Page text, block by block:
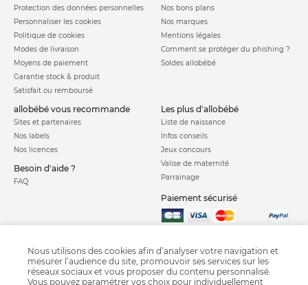
Protection des données personnelles
Personnaliser les cookies
Politique de cookies
Modes de livraison
Moyens de paiement
Garantie stock & produit
Satisfait ou remboursé
Nos bons plans
Nos marques
Mentions légales
Comment se protéger du phishing ?
Soldes allobébé
allobébé vous recommande
Sites et partenaires
Nos labels
Nos licences
Besoin d'aide ?
FAQ
les plus d'allobébé
Liste de naissance
Infos conseils
Jeux concours
Valise de maternité
Parrainage
Paiement sécurisé
Nous utilisons des cookies afin d’analyser votre navigation et
mesurer l’audience du site, promouvoir ses services sur les
réseaux sociaux et vous proposer du contenu personnalisé.
Vous pouvez paramétrer vos choix pour individuellement